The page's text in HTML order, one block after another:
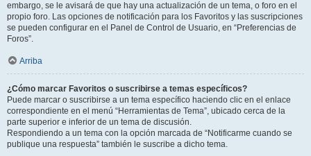
embargo, se le avisará de que hay una actualización de un tema, o foro en el
propio foro. Las opciones de notificación para los Favoritos y las suscripciones
se pueden configurar en el Panel de Control de Usuario, en “Preferencias de
Foros”.
Arriba
¿Cómo marcar Favoritos o suscribirse a temas específicos?
Puede marcar o suscribirse a un tema específico haciendo clic en el enlace
correspondiente en el menú “Herramientas de Tema”, ubicado cerca de la
parte superior e inferior de un tema de discusión.
Respondiendo a un tema con la opción marcada de “Notificarme cuando se
publique una respuesta” también le suscribe a dicho tema.